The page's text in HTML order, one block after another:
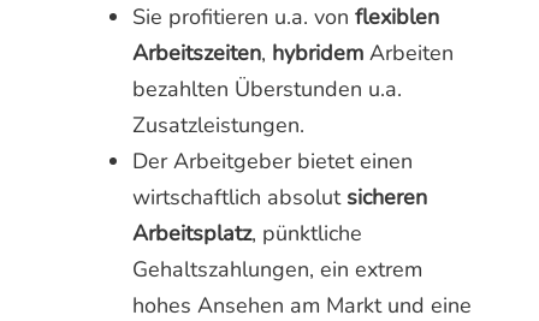
Sie profitieren u.a. von flexiblen
Arbeitszeiten, hybridem Arbeiten
bezahlten Überstunden u.a.
Zusatzleistungen.
Der Arbeitgeber bietet einen
wirtschaftlich absolut sicheren
Arbeitsplatz, pünktliche
Gehaltszahlungen, ein extrem
hohes Ansehen am Markt und eine